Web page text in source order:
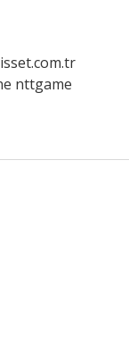
nttgame